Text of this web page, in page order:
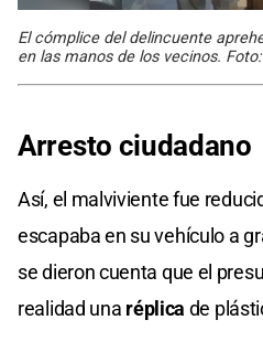
El cómplice del delincuente
en las manos de los vecinos.
Arresto ciudadano
Así, el malviviente fue
escapaba en su vehículo a
se dieron cuenta que el
realidad una réplica de